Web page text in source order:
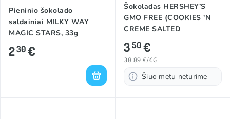
Pieninio šokolado
saldainiai MILKY WAY
MAGIC STARS, 33g
230€
Šokoladas HERSHEY’S
GMO FREE (COOKIES 'N
CREME SALTED
CARAMEL), 90g
350€
38.89 €/KG
Šiuo metu neturime